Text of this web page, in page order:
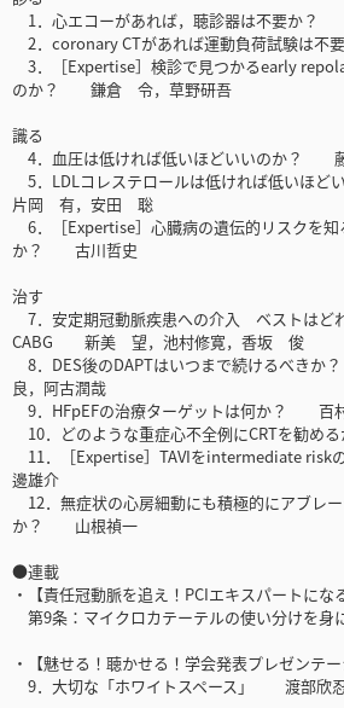
1．心エコーがあれば，聴診器は不要か
2．coronary CTがあれば運動負荷試験は
3．［Expertise］検診で見つかるearly
のか？ 鎌倉 令，草野研吾
識る
4．血圧は低ければ低いほどいいのか？
5．LDLコレステロールは低ければ低いほ
片岡 有，安田 聡
6．［Expertise］心臓病の遺伝的リスクを知
か？ 古川哲史
治す
7．安定期冠動脈疾患への介入 ベストはど
CABG 新美 望，池村修寛，香坂 俊
8．DES後のDAPTはいつまで続けるべき
良，阿古潤哉
9．HFpEFの治療ターゲットは何か？ 百
10．どのような重症心不全例にCRTを勧
11．［Expertise］TAVIをintermediate
邊雄介
12．無症状の心房細動にも積極的にアブレ
か？ 山根禎一
●連載
・【責任冠動脈を追え！PCIエキスパートにな
第9条：マイクロカテーテルの使い分けを
・【魅せる！聴かせる！学会発表プレゼンテー
9．大切な「ホワイトスペース」 渡部欣